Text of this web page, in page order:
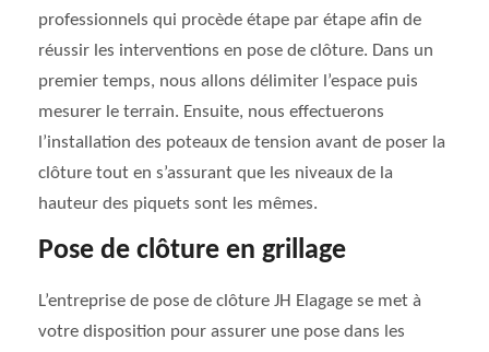
professionnels qui procède étape par étape afin de
réussir les interventions en pose de clôture. Dans un
premier temps, nous allons délimiter l’espace puis
mesurer le terrain. Ensuite, nous effectuerons
l’installation des poteaux de tension avant de poser la
clôture tout en s’assurant que les niveaux de la
hauteur des piquets sont les mêmes.
Pose de clôture en grillage
L’entreprise de pose de clôture JH Elagage se met à
votre disposition pour assurer une pose dans les